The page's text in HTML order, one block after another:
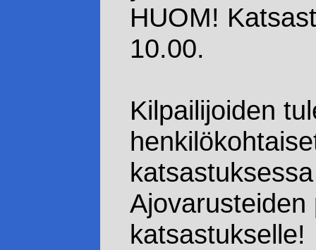
HUOM!
10.00.
Kilpailijoiden
katsastukselle!